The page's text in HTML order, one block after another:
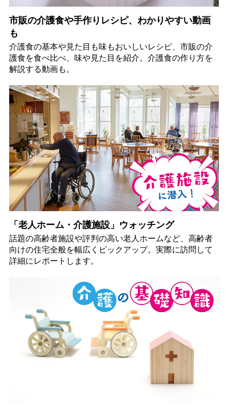
市販の介護食や手作りレシピ、わかりやすい動画
も
介護食の基本や見た目も味もおいしいレシピ、市販の介
護食を食べ比べ、味や見た目を紹介。介護食の作り方を
解説する動画も。
「老人ホーム・介護施設」ウォッチング
話題の高齢者施設や評判の高い老人ホームなど、高齢者
向けの住宅全般を幅広くピックアップ。実際に訪問して
詳細にレポートします。